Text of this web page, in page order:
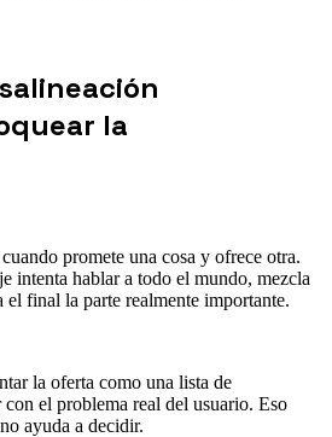
la
promete una cosa y ofrece otra.
intenta hablar a todo el mundo, mezcla
el final la parte realmente importante.
la oferta como una lista de
con el problema real del usuario. Eso
ayuda a decidir.